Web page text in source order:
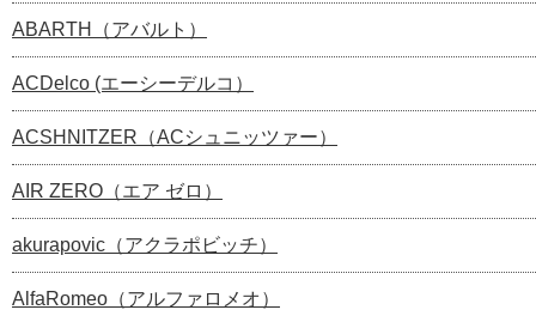
ABARTH（アバルト）
ACDelco (エーシーデルコ）
ACSHNITZER（ACシュニッツァー）
AIR ZERO（エア ゼロ）
akurapovic（アクラポビッチ）
AlfaRomeo（アルファロメオ）